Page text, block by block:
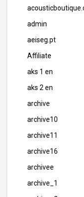
admin
aeiseg.pt
Affiliate
aks 1 en
aks 2 en
archive
archive10
archive11
archive16
archivee
archive_1